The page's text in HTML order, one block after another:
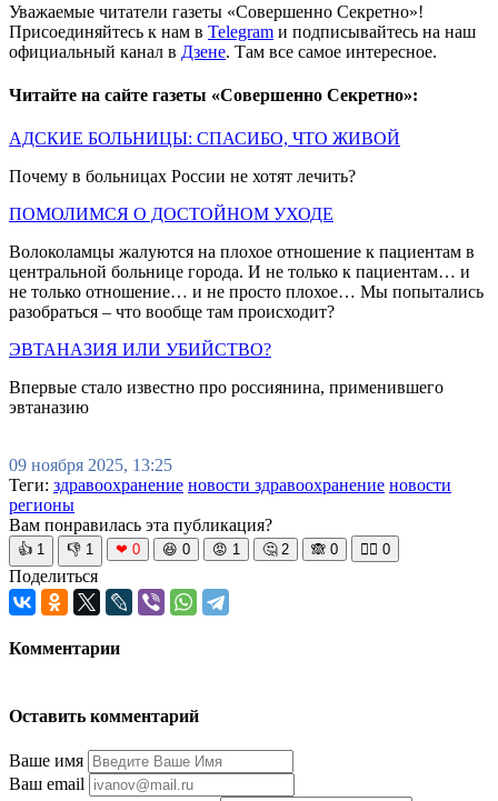
Уважаемые читатели газеты «Совершенно Секретно»!
Присоединяйтесь к нам в Telegram и подписывайтесь на наш
официальный канал в Дзене. Там все самое интересное.
Читайте на сайте газеты «Совершенно Секретно»:
АДСКИЕ БОЛЬНИЦЫ: СПАСИБО, ЧТО ЖИВОЙ
Почему в больницах России не хотят лечить?
ПОМОЛИМСЯ О ДОСТОЙНОМ УХОДЕ
Волоколамцы жалуются на плохое отношение к пациентам в
центральной больнице города. И не только к пациентам… и
не только отношение… и не просто плохое… Мы попытались
разобраться – что вообще там происходит?
ЭВТАНАЗИЯ ИЛИ УБИЙСТВО?
Впервые стало известно про россиянина, применившего
эвтаназию
09 ноября 2025, 13:25
Теги: здравоохранение новости здравоохранение новости
регионы
Вам понравилась эта публикация?
👍 1 👎 1 ❤ 0 😆 0 😡 1 🤔 2 🙈 0 🧘‍♀️ 0
Поделиться
Комментарии
Оставить комментарий
Ваше имя
Ваш email